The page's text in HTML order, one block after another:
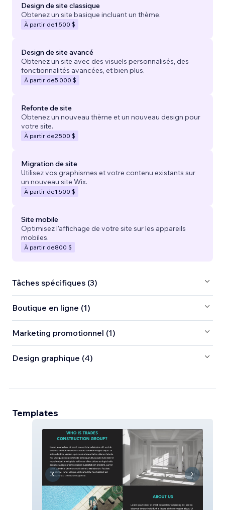
Design de site classique
Obtenez un site basique incluant un thème.
À partir de1 500 $
Design de site avancé
Obtenez un site avec des visuels personnalisés, des
fonctionnalités avancées, et bien plus.
À partir de5 000 $
Refonte de site
Obtenez un nouveau thème et un nouveau design pour
votre site.
À partir de2 500 $
Migration de site
Utilisez vos graphismes et votre contenu existants sur
un nouveau site Wix.
À partir de1 500 $
Site mobile
Optimisez l'affichage de votre site sur les appareils
mobiles.
À partir de800 $
Tâches spécifiques (3)
Boutique en ligne (1)
Marketing promotionnel (1)
Design graphique (4)
Templates